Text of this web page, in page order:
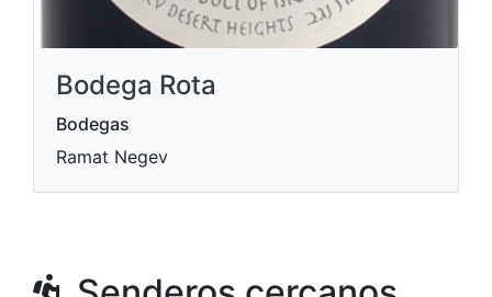
Bodega Rota
Bodegas
Ramat Negev